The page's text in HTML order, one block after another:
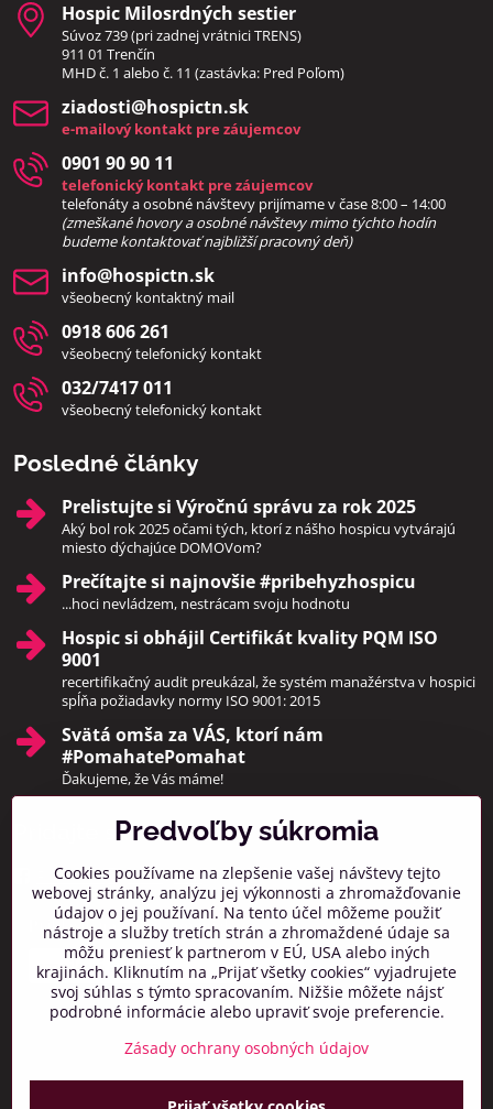
Hospic Milosrdných sestier
Súvoz 739 (pri zadnej vrátnici TRENS)
911 01 Trenčín
MHD č. 1 alebo č. 11 (zastávka: Pred Poľom)
ziadosti​@hospictn​.sk
e-mailový kontakt pre záujemcov
0901 90 90 11
telefonický kontakt pre záujemcov
telefonáty a osobné návštevy prijímame v čase 8:00 – 14:00
(zmeškané hovory a osobné návštevy mimo týchto hodín
budeme kontaktovať najbližší pracovný deň)
info​@hospictn​.sk
všeobecný kontaktný mail
0918 606 261
všeobecný telefonický kontakt
032/7417 011
všeobecný telefonický kontakt
Posledné články
Prelistujte si Výročnú správu za rok 2025
Aký bol rok 2025 očami tých, ktorí z nášho hospicu vytvárajú
miesto dýchajúce DOMOVom?
Prečítajte si najnovšie #pribehyzhospicu
...hoci nevládzem, nestrácam svoju hodnotu
Hospic si obhájil Certifikát kvality PQM ISO
9001
recertifikačný audit preukázal, že systém manažérstva v hospici
spĺňa požiadavky normy ISO 9001: 2015
Svätá omša za VÁS, ktorí nám
#PomahatePomahat
Ďakujeme, že Vás máme!
Pridajte sa k nám
Facebook Instagram
Prihlásiť na odber noviniek
Predvoľby súkromia
Cookies používame na zlepšenie vašej návštevy tejto
webovej stránky, analýzu jej výkonnosti a zhromažďovanie
údajov o jej používaní. Na tento účel môžeme použiť
nástroje a služby tretích strán a zhromaždené údaje sa
môžu preniesť k partnerom v EÚ, USA alebo iných
krajinách. Kliknutím na „Prijať všetky cookies“ vyjadrujete
svoj súhlas s týmto spracovaním. Nižšie môžete nájsť
podrobné informácie alebo upraviť svoje preferencie.
Zásady ochrany osobných údajov